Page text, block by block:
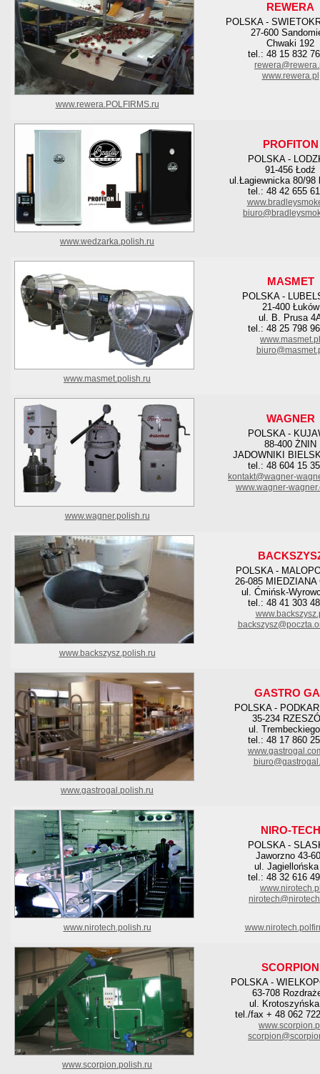
REWERA
POLSKA -
27-600
Chwaki 192
tel.: 48 15 832
www.rewera.pl
www.rewera.POLFIRMS.ru
PROFITON
POLSKA -
91-456 Łodź
ul.Łagiewnicka 80/98
tel.: 48 42 655
www.wedzarka.polish.ru
MASMET
POLSKA -
21-400 Łuków
ul. B. Prusa
tel.: 48 25 798
www.masmet.pl
www.masmet.polish.ru
WAGNER
POLSKA -
88-400 ŻNIN
JADOWNIKI
tel.: 48 604 15
kontakt@wagner-
www.wagner-
www.wagner.polish.ru
POLSKA -
26-085 MIEDZIANA
ul. Ćmińsk-
tel.: 48 41 303
www.backszysz.polish.ru
GASTRO
POLSKA -
35-234
ul.
tel.: 48 17 860
www.gastrogal.polish.ru
NIRO-TECH
POLSKA -
Jaworzno 43-
ul.
tel.: 48 32 616
www.nirotech.polish.ru
SCORPION
POLSKA -
63-708
ul.
tel./fax + 48 062
www.scorpion.polish.ru